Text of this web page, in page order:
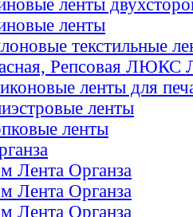
ленты
ленты
текстильные
Репсовая ЛЮКС
ленты для
ленты
ленты
Лента Органза
Лента Органза
Лента Органза